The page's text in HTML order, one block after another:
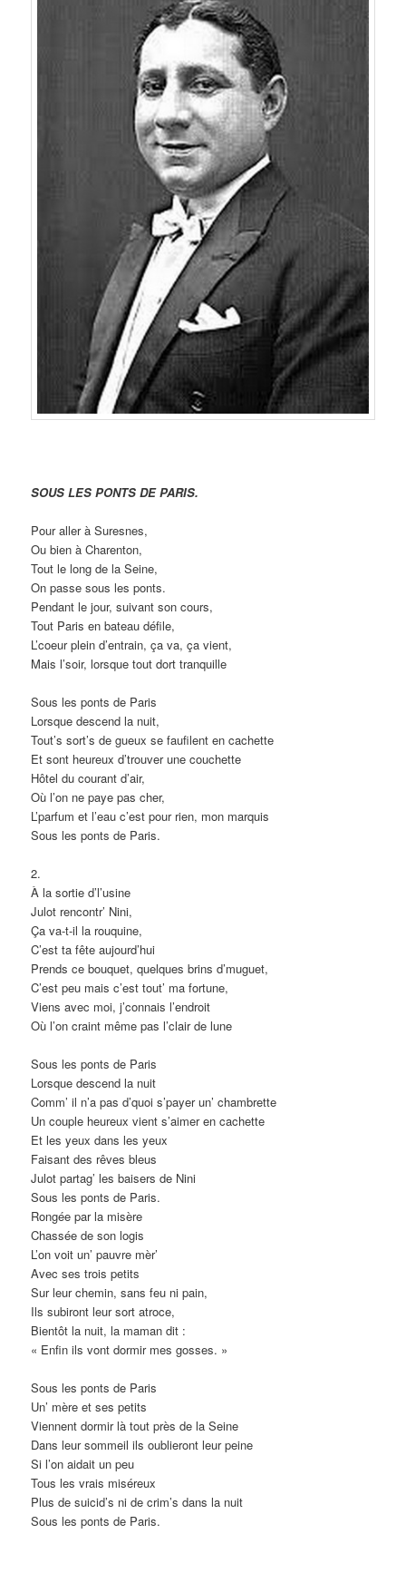
SOUS LES PONTS DE PARIS.
Pour aller à Suresnes,
Ou bien à Charenton,
Tout le long de la Seine,
On passe sous les ponts.
Pendant le jour, suivant son cours,
Tout Paris en bateau défile,
L’coeur plein d’entrain, ça va, ça vient,
Mais l’soir, lorsque tout dort tranquille
Sous les ponts de Paris
Lorsque descend la nuit,
Tout’s sort’s de gueux se faufilent en cachette
Et sont heureux d’trouver une couchette
Hôtel du courant d’air,
Où l’on ne paye pas cher,
L’parfum et l’eau c’est pour rien, mon marquis
Sous les ponts de Paris.
2.
À la sortie d’l’usine
Julot rencontr’ Nini,
Ça va-t-il la rouquine,
C’est ta fête aujourd’hui
Prends ce bouquet, quelques brins d’muguet,
C’est peu mais c’est tout’ ma fortune,
Viens avec moi, j’connais l’endroit
Où l’on craint même pas l’clair de lune
Sous les ponts de Paris
Lorsque descend la nuit
Comm’ il n’a pas d’quoi s’payer un’ chambrette
Un couple heureux vient s’aimer en cachette
Et les yeux dans les yeux
Faisant des rêves bleus
Julot partag’ les baisers de Nini
Sous les ponts de Paris.
Rongée par la misère
Chassée de son logis
L’on voit un’ pauvre mèr’
Avec ses trois petits
Sur leur chemin, sans feu ni pain,
Ils subiront leur sort atroce,
Bientôt la nuit, la maman dit :
« Enfin ils vont dormir mes gosses. »
Sous les ponts de Paris
Un’ mère et ses petits
Viennent dormir là tout près de la Seine
Dans leur sommeil ils oublieront leur peine
Si l’on aidait un peu
Tous les vrais miséreux
Plus de suicid’s ni de crim’s dans la nuit
Sous les ponts de Paris.